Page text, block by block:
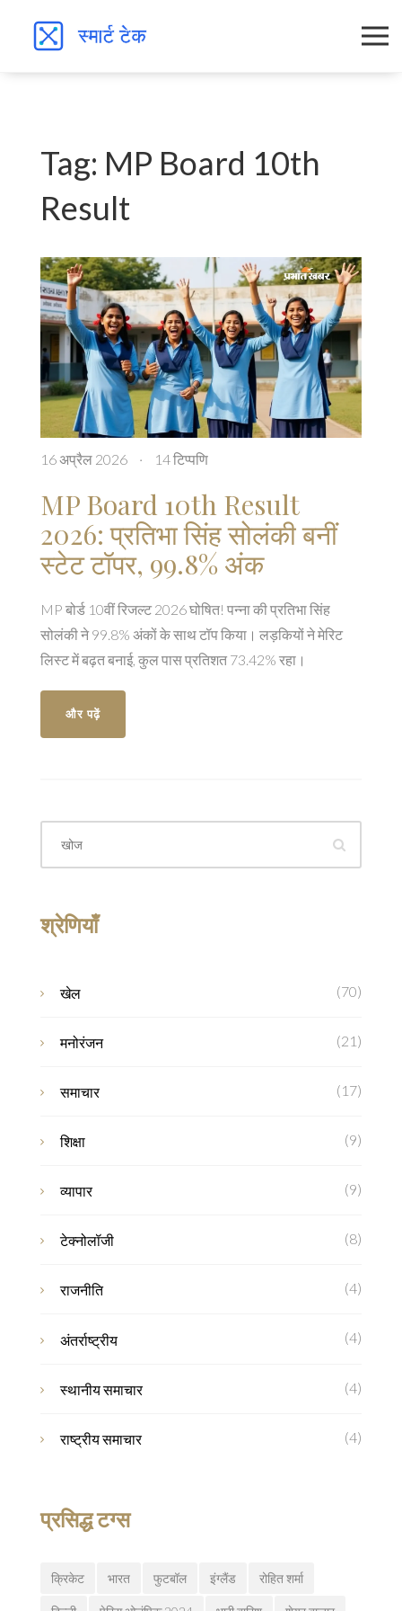
Tag: MP Board 10th
Result
16 अप्रैल 2026 · 14 टिप्पणि
MP Board 10th Result
2026: प्रतिभा सिंह सोलंकी बनीं
स्टेट टॉपर, 99.8% अंक
MP बोर्ड 10वीं रिजल्ट 2026 घोषित! पन्ना की प्रतिभा सिंह
सोलंकी ने 99.8% अंकों के साथ टॉप किया। लड़कियों ने मेरिट
लिस्ट में बढ़त बनाई, कुल पास प्रतिशत 73.42% रहा।
और पढ़ें
श्रेणियाँ
खेल (70)
मनोरंजन (21)
समाचार (17)
शिक्षा (9)
व्यापार (9)
टेक्नोलॉजी (8)
राजनीति (4)
अंतर्राष्ट्रीय (4)
स्थानीय समाचार (4)
राष्ट्रीय समाचार (4)
प्रसिद्ध टग्स
क्रिकेट भारत फुटबॉल इंग्लैंड रोहित शर्मा